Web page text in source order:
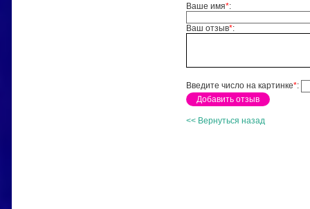
Ваше имя*:
Ваш отзыв*:
Введите число на картинке*:
<< Вернуться назад